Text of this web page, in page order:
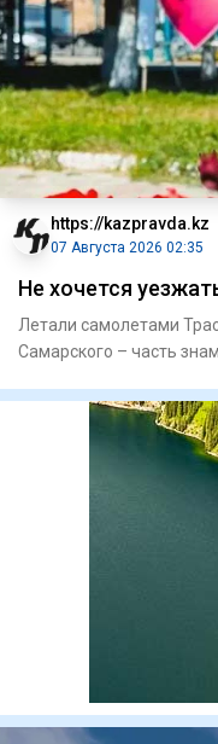
https://kazpravda.kz
07 Августа 2026 02:35
Не хочется
Летали самолетами
Самарского – часть